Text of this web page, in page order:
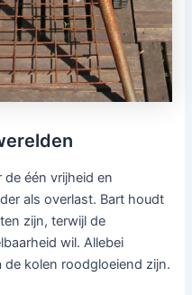
één vrijheid en
als overlast. Bart houdt
zijn, terwijl de
wil. Allebei
kolen roodgloeiend zijn.